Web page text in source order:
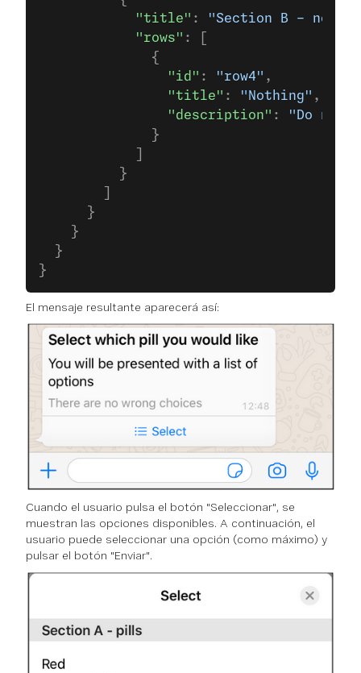
            "title"
:
"Section B - no
            "rows"
: [
              {
                "id"
: "row4" ,
                "title"
: "Nothing" ,
                "description"
:
"Do not
              }
          }
      }
    }
  }
}
El mensaje resultante aparecerá así:
Cuando el usuario pulsa el botón "Seleccionar", se
muestran las opciones disponibles. A continuación, el
usuario puede seleccionar una opción (como máximo) y
pulsar el botón "Enviar".